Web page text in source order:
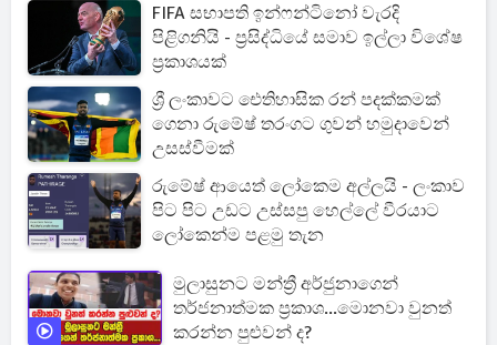
FIFA සභාපති ඉන්ෆන්ටිනෝ වැරදි
පිළිගනියි - ප්‍රසිද්ධියේ සමාව ඉල්ලා විශේෂ
ප්‍රකාශයක්
ශ්‍රී ලංකාවට ඓතිහාසික රන් පදක්කමක්
ගෙනා රුමේෂ් තරංගට ගුවන් හමුදාවෙන්
උසස්වීමක්
රුමේෂ් ආයෙත් ලෝකෙම අල්ලයි - ලංකාව
පිට පිට උඩට උස්සපු හෙල්ලේ වීරයාට
ලෝකෙන්ම පළමු තැන
මුලාසුනට මන්ත්‍රී අර්ජුනාගෙන්
තර්ජනාත්මක ප්‍රකාශ...මොනවා වුනත්
කරන්න පුළුවන් ද?